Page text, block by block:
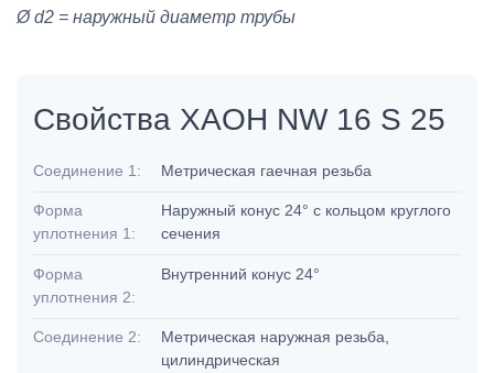
Ø d2 = наружный диаметр трубы
Свойства XAOH NW 16 S 25
Соединение 1: Метрическая гаечная резьба
Форма
уплотнения 1:
Наружный конус 24° с кольцом круглого
сечения
Форма
уплотнения 2:
Внутренний конус 24°
Соединение 2:
Метрическая наружная резьба,
цилиндрическая